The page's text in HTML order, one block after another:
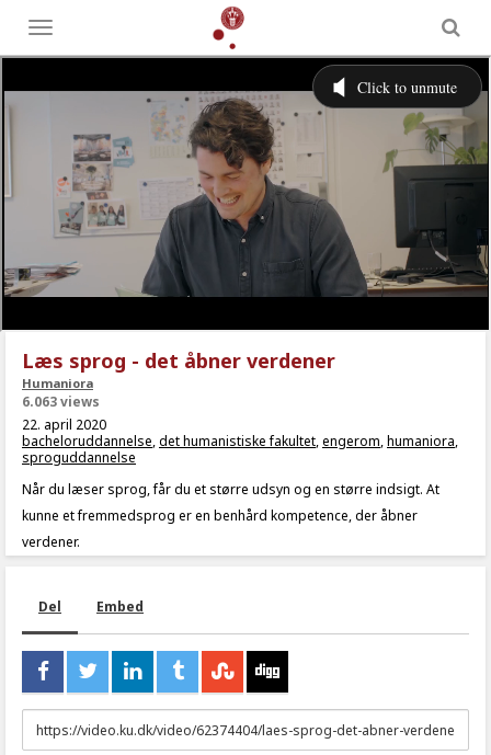
Toggle
menu
Læs sprog - det åbner verdener
Humaniora
6.063 views
22. april 2020
bacheloruddannelse,det humanistiske fakultet,engerom,humaniora,
sproguddannelse
Når du læser sprog, får du et større udsyn og en større indsigt. At
kunne et fremmedsprog er en benhård kompetence, der åbner
verdener.
Del Embed
URL
to